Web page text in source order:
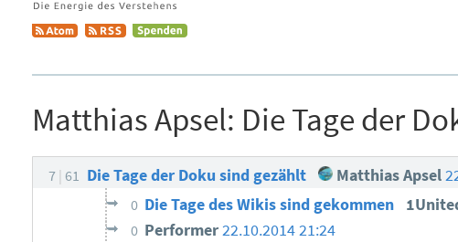
Matthias Apsel: Die Tage der
7 61 Die Tage der Doku sind gezählt Matthias Apsel
0 Die Tage des Wikis sind gekommen
0 Performer22.10.2014 21:24